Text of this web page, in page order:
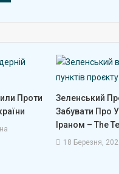
Проти
Зеленський
Забувати Про
Іраном – The
18 Березня,